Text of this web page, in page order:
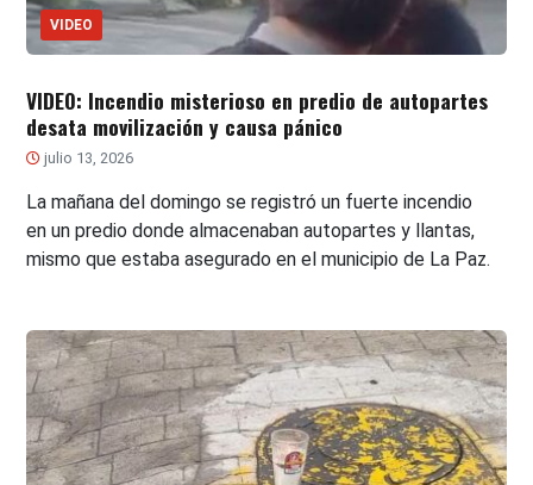
VIDEO
VIDEO: Incendio misterioso en predio de autopartes
desata movilización y causa pánico
julio 13, 2026
La mañana del domingo se registró un fuerte incendio
en un predio donde almacenaban autopartes y llantas,
mismo que estaba asegurado en el municipio de La Paz.